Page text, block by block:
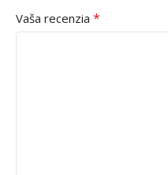
Vaša recenzia *